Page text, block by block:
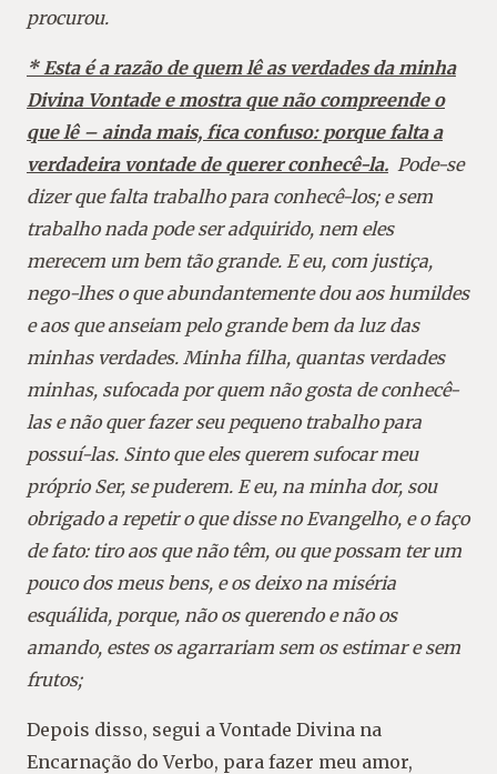
procurou.
* Esta é a razão de quem lê as verdades da minha
Divina Vontade e mostra que não compreende o
que lê – ainda mais, fica confuso: porque falta a
verdadeira vontade de querer conhecê-la. Pode-se
dizer que falta trabalho para conhecê-los; e sem
trabalho nada pode ser adquirido, nem eles
merecem um bem tão grande. E eu, com justiça,
nego-lhes o que abundantemente dou aos humildes
e aos que anseiam pelo grande bem da luz das
minhas verdades. Minha filha, quantas verdades
minhas, sufocada por quem não gosta de conhecê-
las e não quer fazer seu pequeno trabalho para
possuí-las. Sinto que eles querem sufocar meu
próprio Ser, se puderem. E eu, na minha dor, sou
obrigado a repetir o que disse no Evangelho, e o faço
de fato: tiro aos que não têm, ou que possam ter um
pouco dos meus bens, e os deixo na miséria
esquálida, porque, não os querendo e não os
amando, estes os agarrariam sem os estimar e sem
frutos;
Depois disso, segui a Vontade Divina na
Encarnação do Verbo, para fazer meu amor,